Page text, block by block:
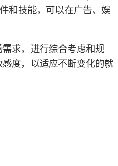
和技能，可以在广告、娱
求，进行综合考虑和规
度，以适应不断变化的就